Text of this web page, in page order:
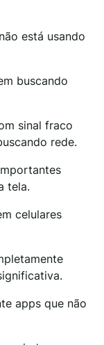
está usando
buscando
sinal fraco
rede.
tela.
celulares
apps que não